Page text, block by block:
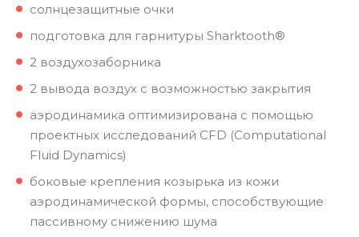
солнцезащитные очки
подготовка для гарнитуры Sharktooth®
2 воздухозаборника
2 вывода воздух с возможностью закрытия
аэродинамика оптимизирована с помощью
проектных исследований CFD (Computational
Fluid Dynamics)
боковые крепления козырька из кожи
аэродинамической формы, способствующие
пассивному снижению шума